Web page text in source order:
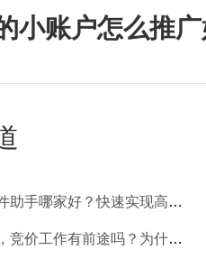
小账户怎么推
哪家好？快速实现高回报哪家强？
工作有前途吗？为什么待遇那么高